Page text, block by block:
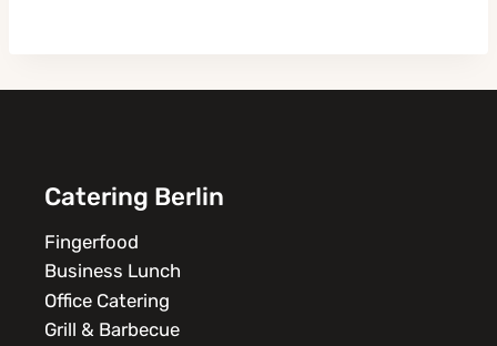
Catering Berlin
Fingerfood
Business Lunch
Office Catering
Grill & Barbecue